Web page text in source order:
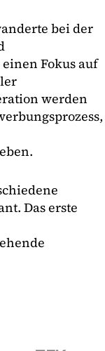
bei der
Fokus auf
werden
Das erste